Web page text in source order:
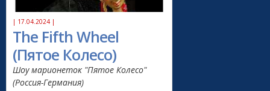
| 17.04.2024 |
The Fifth Wheel
(Пятое Колесо)
Шоу марионеток "Пятое Колесо"
(Россия-Германия)